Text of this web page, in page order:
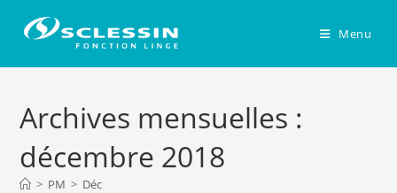
Menu
Archives mensuelles :
décembre 2018
> PM > Déc